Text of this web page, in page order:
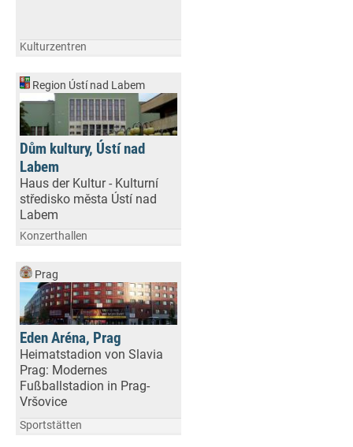
Kulturzentren
Region Ústí nad Labem
Dům kultury, Ústí nad
Labem
Haus der Kultur - Kulturní
středisko města Ústí nad
Labem
Konzerthallen
Prag
Eden Aréna, Prag
Heimatstadion von Slavia
Prag: Modernes
Fußballstadion in Prag-
Vršovice
Sportstätten